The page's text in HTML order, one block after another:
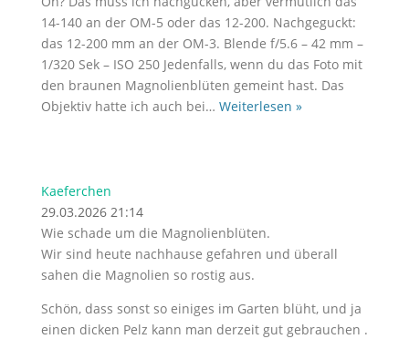
14-140 an der OM-5 oder das 12-200. Nachgeguckt:
das 12-200 mm an der OM-3. Blende f/5.6 – 42 mm –
1/320 Sek – ISO 250 Jedenfalls, wenn du das Foto mit
den braunen Magnolienblüten gemeint hast. Das
Objektiv hatte ich auch bei… Weiterlesen »
Kaeferchen
29.03.2026 21:14
Wie schade um die Magnolienblüten.
Wir sind heute nachhause gefahren und überall
sahen die Magnolien so rostig aus.
Schön, dass sonst so einiges im Garten blüht, und ja
einen dicken Pelz kann man derzeit gut gebrauchen .